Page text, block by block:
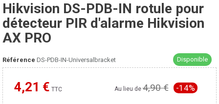
Hikvision DS-PDB-IN rotule pour
détecteur PIR d'alarme Hikvision
AX PRO
Référence DS-PDB-IN-Universalbracket Disponible
4,21 € TTC
Moins cher ailleurs ? Au lieu de4,90 € -14%